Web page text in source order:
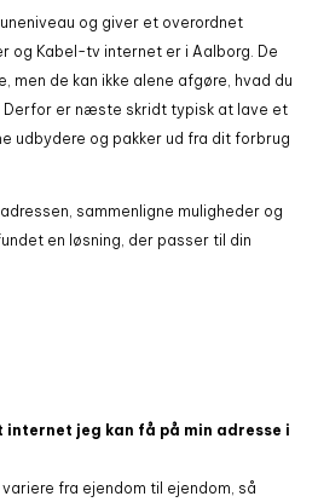
og giver et overordnet
og Kabel-tv internet er i Aalborg. De
men de kan ikke alene afgøre, hvad du
Derfor er næste skridt typisk at lave et
udbydere og pakker ud fra dit forbrug
sammenligne muligheder og
en løsning, der passer til din
internet jeg kan få på min adresse i
variere fra ejendom til ejendom, så